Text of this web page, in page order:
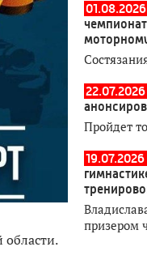
Пройдет
призером